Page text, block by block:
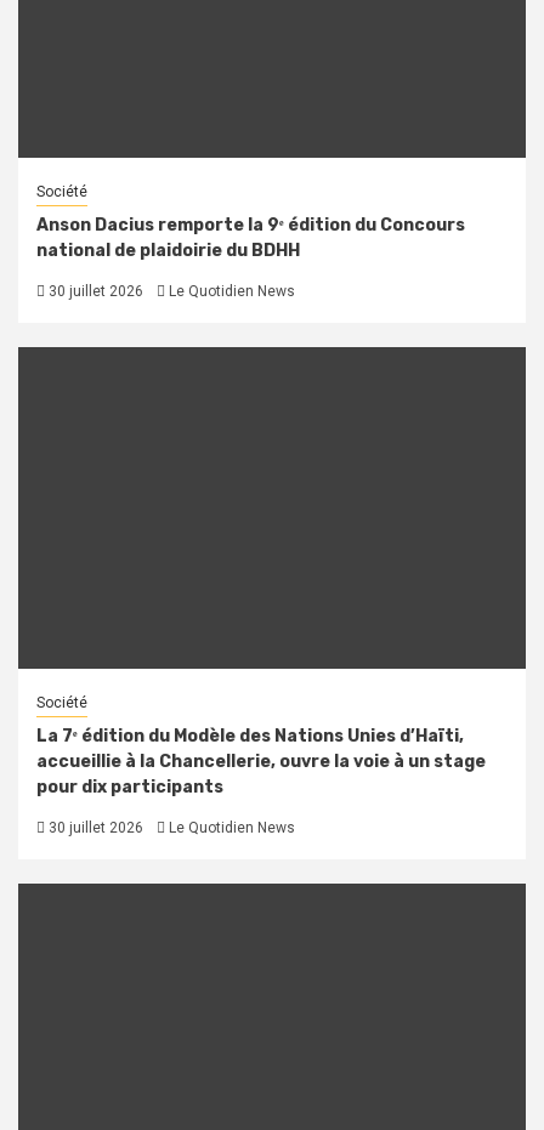
Société
Anson Dacius remporte la 9ᵉ édition du Concours
national de plaidoirie du BDHH
30 juillet 2026 Le Quotidien News
Société
La 7ᵉ édition du Modèle des Nations Unies d’Haïti,
accueillie à la Chancellerie, ouvre la voie à un stage
pour dix participants
30 juillet 2026 Le Quotidien News